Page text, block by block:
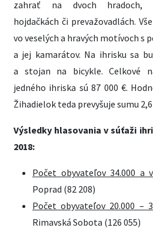
zahrať na dvoch hradoch,
hojdačkách či prevažovadlách.
vo veselých a hravých motívoch s
a jej kamarátov. Na ihrisku sa
a stojan na bicykle. Celkové
jedného ihriska sú 87 000 €.
Žihadielok teda prevyšuje sumu
Výsledky hlasovania v súťaži
2018:
Počet obyvateľov 34.000 a
Poprad (82 208)
Počet obyvateľov 20.000 –
Rimavská Sobota (126 055)